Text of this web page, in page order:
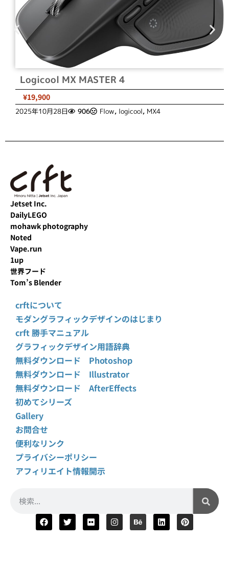
Logicool MX MASTER 4
¥19,900
2025年10月28日 906 Flow, logicool, MX4
Jetset Inc.
DailyLEGO
mohawk photography
Noted
Vape.run
1up
世界フード
Tom’s Blender
crftについて
モダングラフィックデザインのはじまり
crft 勝手マニュアル
グラフィックデザイン用語辞典
無料ダウンロード Photoshop
無料ダウンロード Illustrator
無料ダウンロード AfterEffects
初めてシリーズ
Gallery
お問合せ
便利なリンク
プライバシーポリシー
アフィリエイト情報開示